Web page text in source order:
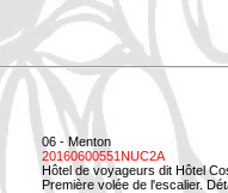
06 - Menton
20160600551NUC2A
Hôtel de voyageurs dit Hôtel
Première volée de l'escalier.